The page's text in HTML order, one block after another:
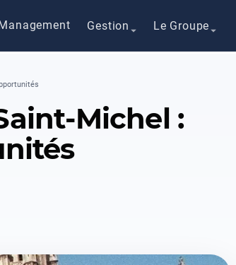
Gestion Le Groupe
Michel :